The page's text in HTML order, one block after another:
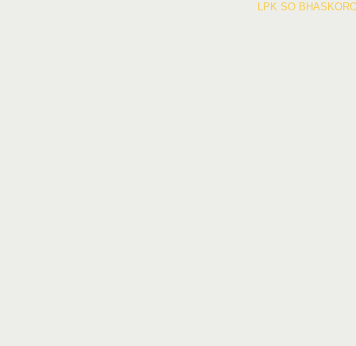
LPK SO